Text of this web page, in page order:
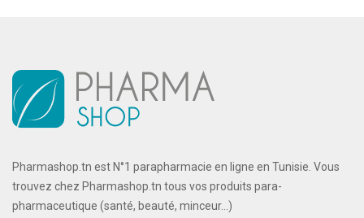
Pharmashop.tn est N°1 parapharmacie en ligne en Tunisie. Vous
trouvez chez Pharmashop.tn tous vos produits para-
pharmaceutique (santé, beauté, minceur...)